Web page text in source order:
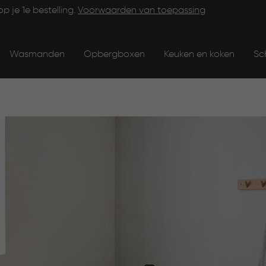
je 1e bestelling. Voorwaarden van toepassing
Wasmanden Opbergboxen Keuken en koken